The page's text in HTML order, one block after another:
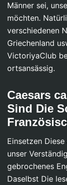
Männer sei,
möchten.
verschiedenen
Griechenland
VictoriyaClub
ortsansässig.
Caesars
Sind Die
Einsetzen
unser
gebrochenes
Daselbst Die